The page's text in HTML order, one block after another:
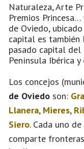
Naturaleza, Arte
Premios
de Oviedo,
capital es también
pasado capital
Península Ibérica
Los concejos
de Oviedo son:
Llanera, Mieres,
Siero. Cada uno
comparte